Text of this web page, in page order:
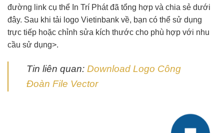
đường link cụ thể In Trí Phát đã tổng hợp và chia sẻ dưới
đây. Sau khi tải logo Vietinbank về, bạn có thể sử dụng
trực tiếp hoặc chỉnh sửa kích thước cho phù hợp với nhu
cầu sử dụng>.
Tin liên quan: Download Logo Công
Đoàn File Vector